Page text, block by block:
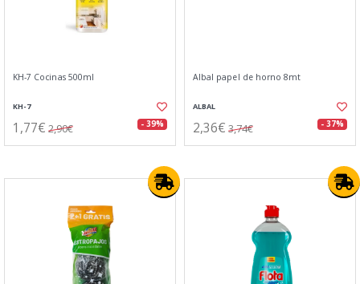
KH-7 Cocinas 500ml
KH-7
1,77€ 2,90€ - 39%
Albal papel de horno 8mt
ALBAL
2,36€ 3,74€ - 37%